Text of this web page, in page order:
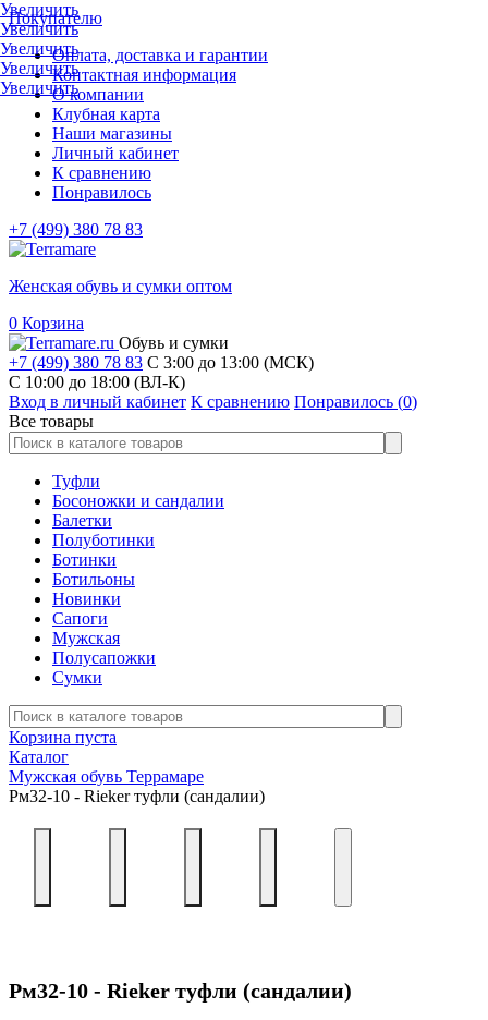
Покупателю
Оплата, доставка и гарантии
Контактная информация
О компании
Клубная карта
Наши магазины
Личный кабинет
К сравнению
Понравилось
+7 (499) 380 78 83
Женская обувь и сумки оптом
0 Корзина
Обувь и сумки
+7 (499) 380 78 83 С 3:00 до 13:00 (МСК)
C 10:00 до 18:00 (ВЛ-К)
Вход в личный кабинет К сравнению Понравилось (0)
Все товары
Туфли
Босоножки и сандалии
Балетки
Полуботинки
Ботинки
Ботильоны
Новинки
Сапоги
Мужская
Полусапожки
Сумки
Корзина пуста
Каталог
Мужская обувь Террамаре
Рм32-10 - Rieker туфли (сандалии)
Увеличить
Увеличить
Увеличить
Увеличить
Увеличить
Рм32-10 - Rieker туфли (сандалии)